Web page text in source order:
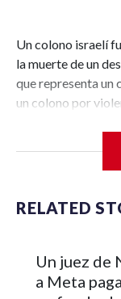
Un colono israelí
la muerte de un
que representa un
un colono por
Hathalin en julio
israelí, con una
acusación,
y daños
extremadamente
RELATED
Un juez de
a Meta